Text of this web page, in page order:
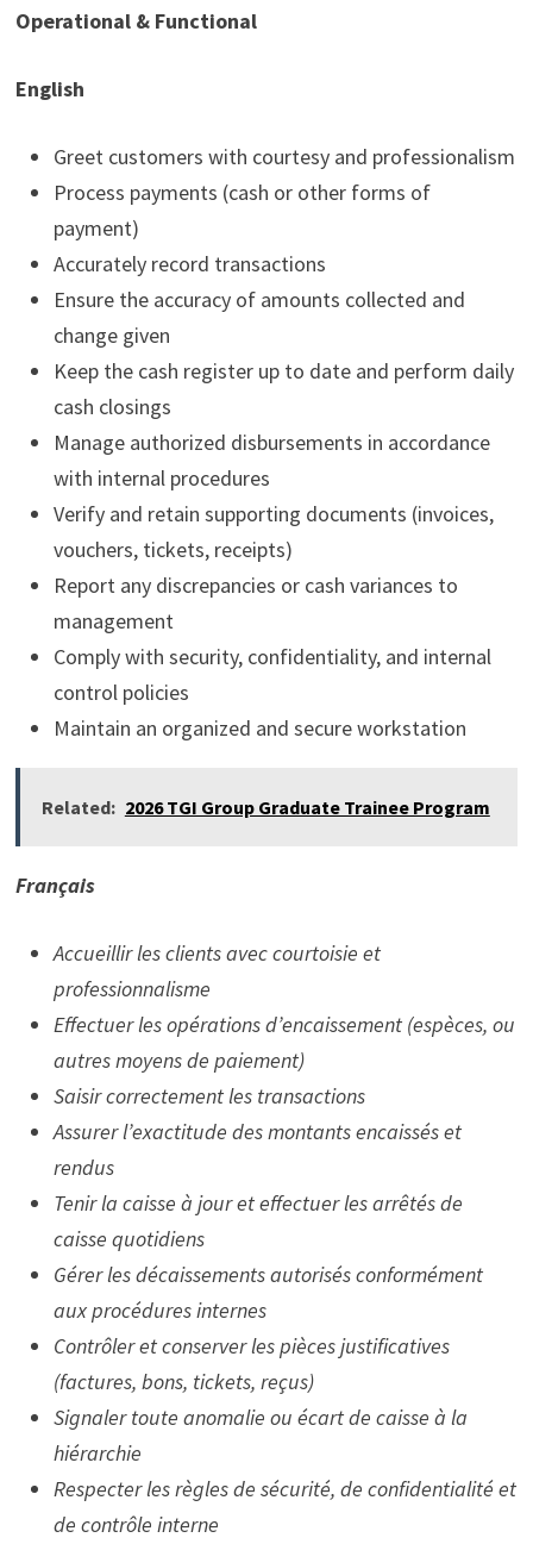
Operational & Functional
English
Greet customers with courtesy and professionalism
Process payments (cash or other forms of
payment)
Accurately record transactions
Ensure the accuracy of amounts collected and
change given
Keep the cash register up to date and perform daily
cash closings
Manage authorized disbursements in accordance
with internal procedures
Verify and retain supporting documents (invoices,
vouchers, tickets, receipts)
Report any discrepancies or cash variances to
management
Comply with security, confidentiality, and internal
control policies
Maintain an organized and secure workstation
Related: 2026 TGI Group Graduate Trainee Program
Français
Accueillir les clients avec courtoisie et
professionnalisme
Effectuer les opérations d’encaissement (espèces, ou
autres moyens de paiement)
Saisir correctement les transactions
Assurer l’exactitude des montants encaissés et
rendus
Tenir la caisse à jour et effectuer les arrêtés de
caisse quotidiens
Gérer les décaissements autorisés conformément
aux procédures internes
Contrôler et conserver les pièces justificatives
(factures, bons, tickets, reçus)
Signaler toute anomalie ou écart de caisse à la
hiérarchie
Respecter les règles de sécurité, de confidentialité et
de contrôle interne